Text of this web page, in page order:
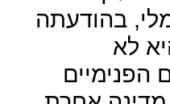
בהודעתה
לא
הפנימיים